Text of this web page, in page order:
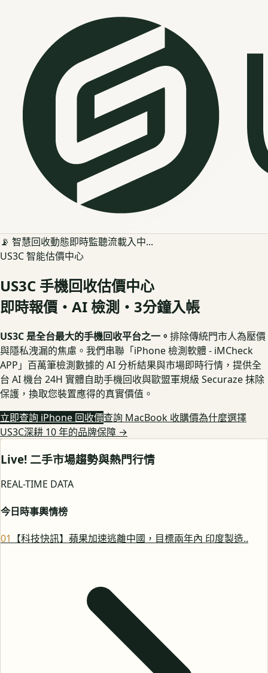
📡 智慧回收動態即時監聽流載入中...
US3C 智能估價中心
US3C 手機回收估價中心
即時報價・AI 檢測・3分鐘入帳
US3C 是全台最大的手機回收平台之一。 排除傳統門市人為壓價
與隱私洩漏的焦慮。我們串聯「iPhone 檢測軟體 - iMCheck
APP」百萬筆檢測數據的 AI 分析結果與市場即時行情，提供全
台 AI 機台 24H 實體自助手機回收與歐盟軍規級 Securaze 抹除
保護，換取您裝置應得的真實價值。
立即查詢 iPhone 回收價查詢 MacBook 收購價為什麼選擇
US3C深耕 10 年的品牌保障 →
Live! 二手市場趨勢與熱門行情
REAL-TIME DATA
今日時事輿情榜
01 【科技快訊】蘋果加速逃離中國，目標兩年內 印度製造..